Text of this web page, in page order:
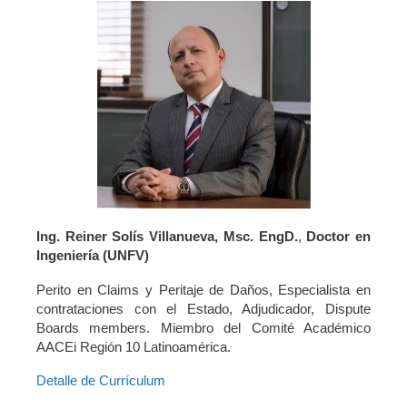
Ing. Reiner Solís Villanueva, Msc. EngD., Doctor en
Ingeniería (UNFV)
Perito en Claims y Peritaje de Daños, Especialista en
contrataciones con el Estado, Adjudicador, Dispute
Boards members. Miembro del Comité Académico
AACEi Región 10 Latinoamérica.
Detalle de Currículum